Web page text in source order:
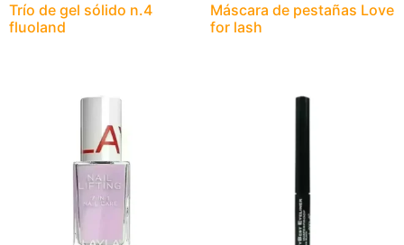
Trío de gel sólido n.4
fluoland
Máscara de pestañas Love
for lash